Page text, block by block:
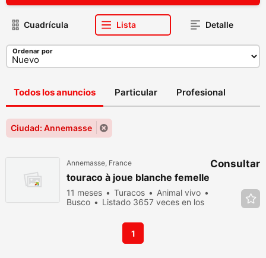
Cuadrícula Lista Detalle
Ordenar por
Todos los anuncios Particular Profesional
Ciudad: Annemasse
Annemasse, France
touraco à joue blanche femelle
11 meses Turacos
Animal vivo
Busco
Listado 3657 veces en los
Consultar
1